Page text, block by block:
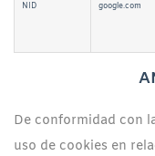
NID google.com
De conformidad con
uso de cookies en